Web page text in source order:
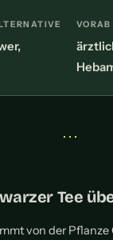
• • •
Tee
von der Pflanze